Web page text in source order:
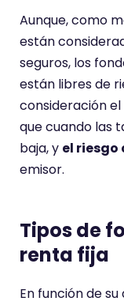
Aunque, como
están
seguros, los
están libres de
consideración el
que cuando las
baja, y el riesgo
emisor.
Tipos de
renta fija
En función de